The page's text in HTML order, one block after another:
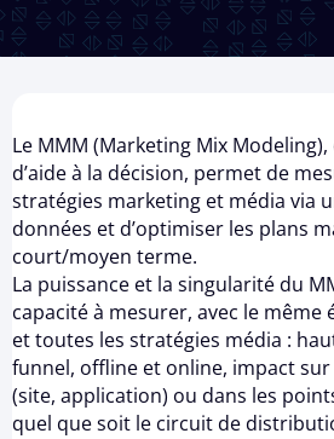
Le MMM (Marketing Mix
d’aide à la décision, permet de
stratégies marketing et média via
données et d’optimiser les plans
court/moyen terme.
La puissance et la singularité du
capacité à mesurer, avec le même
et toutes les stratégies média :
funnel, offline et online, impact
(site, application) ou dans les
quel que soit le circuit de